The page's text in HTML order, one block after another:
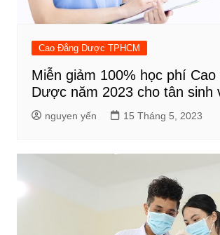
Cao Đẳng Dược TPHCM
Miễn giảm 100% học phí Cao
Dược năm 2023 cho tân sinh
nguyen yến 15 Tháng 5, 2023